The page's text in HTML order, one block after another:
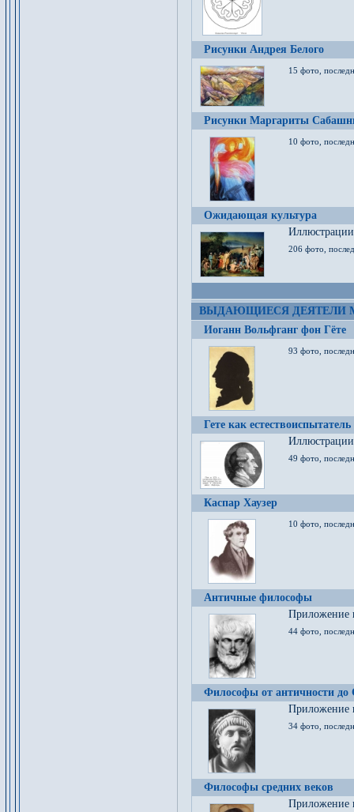
Рисунки Андрея Белого
15 фото,
Рисунки Маргариты
10 фото,
Ожидающая культура
206 фото,
ВЫДАЮЩИЕСЯ ДЕЯТЕЛИ
Иоганн Вольфганг фон Гёте
93 фото,
Гете как естествоиспытатель
49 фото,
Каспар Хаузер
10 фото,
Античные философы
Приложение
44 фото,
Философы от античности до
Приложение
34 фото,
Философы средних веков
Приложение